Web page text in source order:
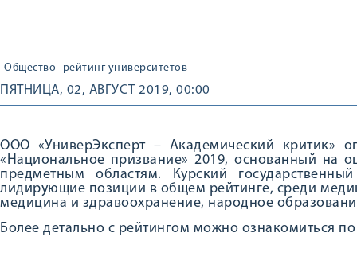
Общество рейтинг университетов
ПЯТНИЦА, 02, АВГУСТ 2019, 00:00
ООО «УниверЭксперт – Академический критик»
«Национальное призвание» 2019, основанный на
предметным областям. Курский
лидирующие позиции в общем рейтинге, среди
медицина и здравоохранение, народное
Более детально с рейтингом можно ознакомиться по